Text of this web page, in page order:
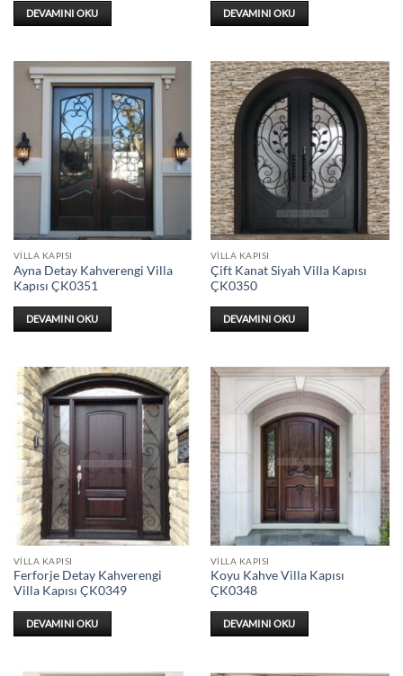
DEVAMINI OKU DEVAMINI OKU
VILLA KAPISI
Ayna Detay Kahverengi Villa
Kapısı ÇK0351
DEVAMINI OKU
VILLA KAPISI
Çift Kanat Siyah Villa Kapısı
ÇK0350
DEVAMINI OKU
VILLA KAPISI
Ferforje Detay Kahverengi
Villa Kapısı ÇK0349
DEVAMINI OKU
VILLA KAPISI
Koyu Kahve Villa Kapısı
ÇK0348
DEVAMINI OKU